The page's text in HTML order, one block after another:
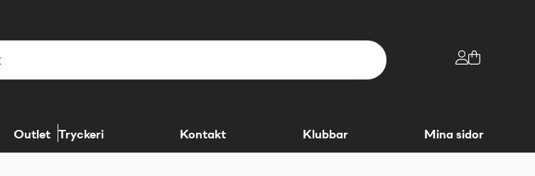
Outlet Tryckeri Kontakt Klubbar Mina sidor